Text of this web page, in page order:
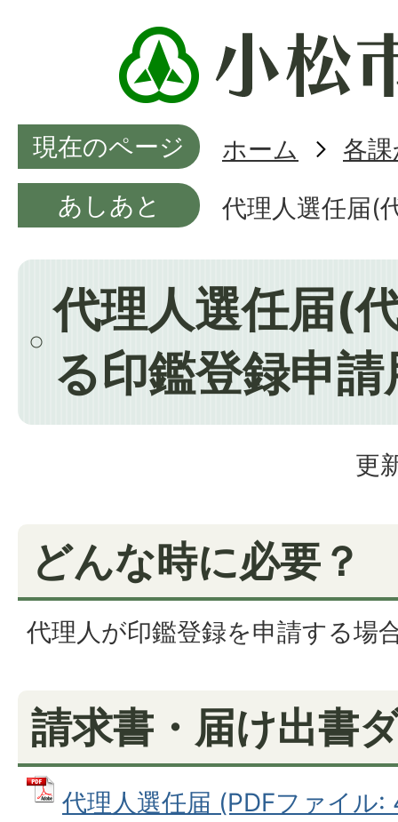
現在のページ ホーム
各
あしあと
代理人選任届(
代理人選任届(
る印鑑登録申
更
どんな時に必要？
代理人が印鑑登録を申請する場
請求書・届け出書
代理人選任届 (PDFファイル: